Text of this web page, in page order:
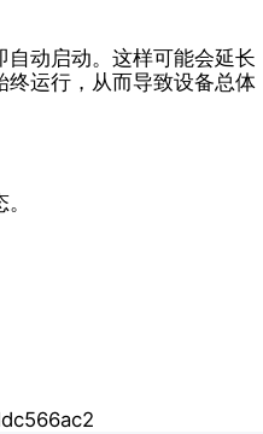
自动启动。这样可能会延长
运行，从而导致设备总体